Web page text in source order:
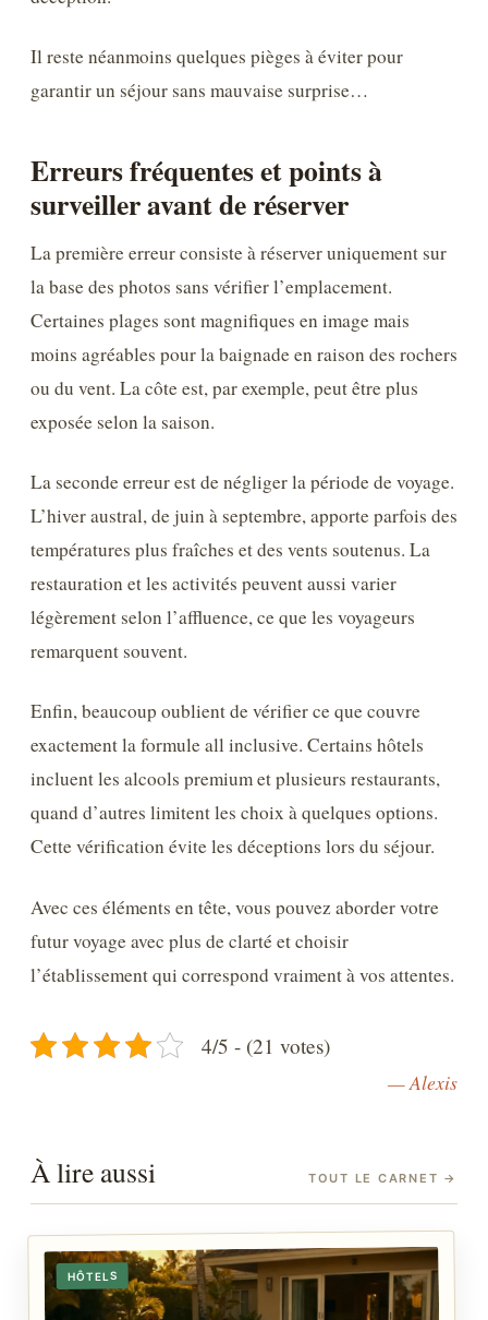
Il reste néanmoins quelques pièges à éviter pour
garantir un séjour sans mauvaise surprise…
Erreurs fréquentes et points à
surveiller avant de réserver
La première erreur consiste à réserver uniquement sur
la base des photos sans vérifier l’emplacement.
Certaines plages sont magnifiques en image mais
moins agréables pour la baignade en raison des rochers
ou du vent. La côte est, par exemple, peut être plus
exposée selon la saison.
La seconde erreur est de négliger la période de voyage.
L’hiver austral, de juin à septembre, apporte parfois des
températures plus fraîches et des vents soutenus. La
restauration et les activités peuvent aussi varier
légèrement selon l’affluence, ce que les voyageurs
remarquent souvent.
Enfin, beaucoup oublient de vérifier ce que couvre
exactement la formule all inclusive. Certains hôtels
incluent les alcools premium et plusieurs restaurants,
quand d’autres limitent les choix à quelques options.
Cette vérification évite les déceptions lors du séjour.
Avec ces éléments en tête, vous pouvez aborder votre
futur voyage avec plus de clarté et choisir
l’établissement qui correspond vraiment à vos attentes.
4/5 - (21 votes)
— Alexis
À lire aussi TOUT LE CARNET →
HÔTELS